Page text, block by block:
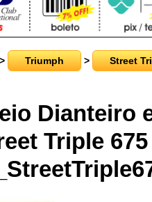
> Triumph > Street
Dianteiro
Triple